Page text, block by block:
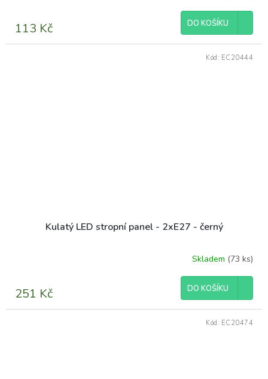
113 Kč DO KOŠÍKU
Kulatý LED stropní panel - 2xE27 - černý
Skladem (73 ks)
251 Kč DO KOŠÍKU
Kód: EC20444
Kód: EC20474